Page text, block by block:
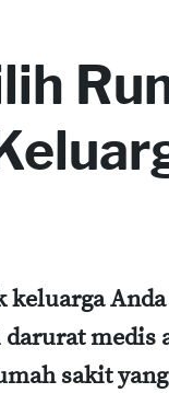
medis
sakit